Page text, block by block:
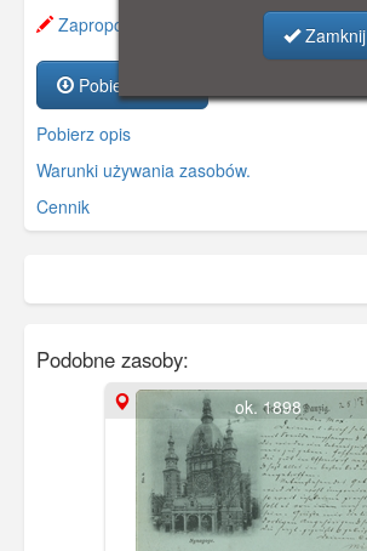
Zaproponuj zmianę opisu.
Pobierz zasób
Pobierz opis
Warunki używania zasobów.
Cennik
Podobne zasoby:
ok. 1898
Zamknij